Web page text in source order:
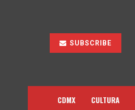
SUBSCRIBE
CDMX CULTURA